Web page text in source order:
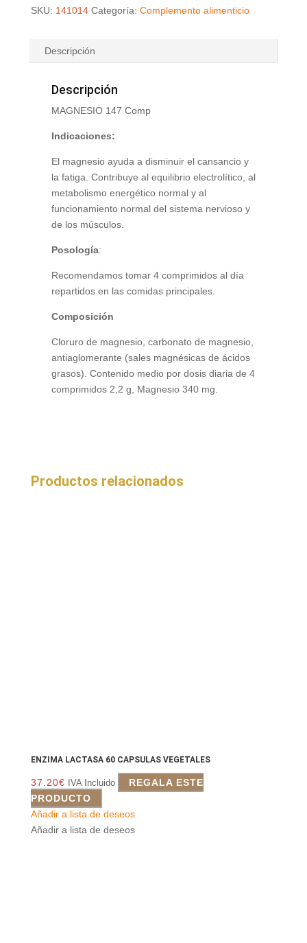
SKU: 141014 Categoría: Complemento alimenticio
Descripción
Descripción
MAGNESIO 147 Comp
Indicaciones:
El magnesio ayuda a disminuir el cansancio y
la fatiga. Contribuye al equilibrio electrolítico, al
metabolismo energético normal y al
funcionamiento normal del sistema nervioso y
de los músculos.
Posología:
Recomendamos tomar 4 comprimidos al día
repartidos en las comidas principales.
Composición
Cloruro de magnesio, carbonato de magnesio,
antiaglomerante (sales magnésicas de ácidos
grasos). Contenido medio por dosis diaria de 4
comprimidos 2,2 g, Magnesio 340 mg.
Productos relacionados
ENZIMA LACTASA 60 CAPSULAS VEGETALES
37.20€ IVA Incluido
REGALA ESTE
PRODUCTO
Añadir a lista de deseos
Añadir a lista de deseos